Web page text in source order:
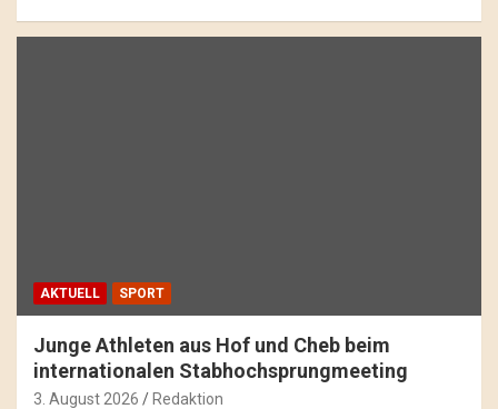
AKTUELL SPORT
Junge Athleten aus Hof und Cheb beim
internationalen Stabhochsprungmeeting
3. August 2026 Redaktion